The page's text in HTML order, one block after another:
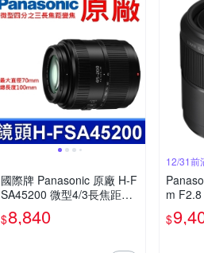
國際牌 Panasonic 原廠 H-F
SA45200 微型4/3長焦距變
焦鏡頭 LUMIX G X VARIO
45-200mm 單眼鏡頭 相機
$8,840
12/31前
m
S.微距
$